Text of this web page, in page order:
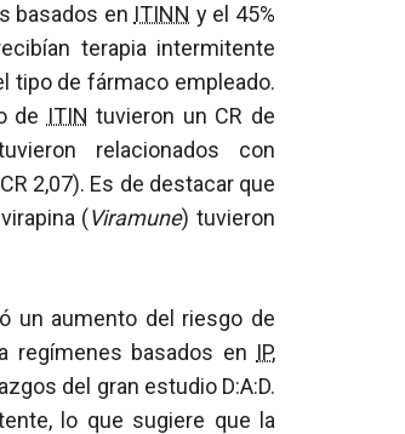
basados en ITINN y el 45%
terapia intermitente
tipo de fármaco empleado.
de ITIN tuvieron un CR de
relacionados con
2,07). Es de destacar que
(Viramune) tuvieron
un aumento del riesgo de
regímenes basados en IP,
del gran estudio D:A:D.
lo que sugiere que la